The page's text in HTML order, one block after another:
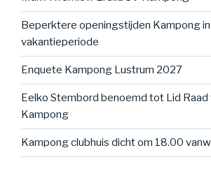
Beperktere openingstijden Kampong
vakantieperiode
Enquete Kampong Lustrum 2027
Eelko Stembord benoemd tot Lid Raad
Kampong
Kampong clubhuis dicht om 18.00